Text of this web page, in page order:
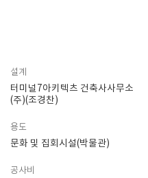
설계
터미널7아키텍츠 건축사사무소
(주)(조경찬)
용도
문화 및 집회시설(박물관)
공사비